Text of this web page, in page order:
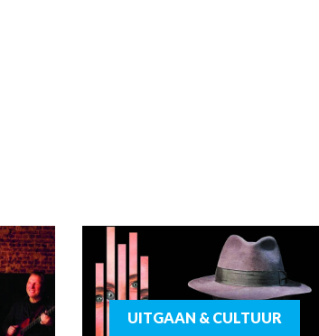
UITGAAN & CULTUUR